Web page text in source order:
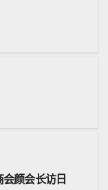
颜会长访日